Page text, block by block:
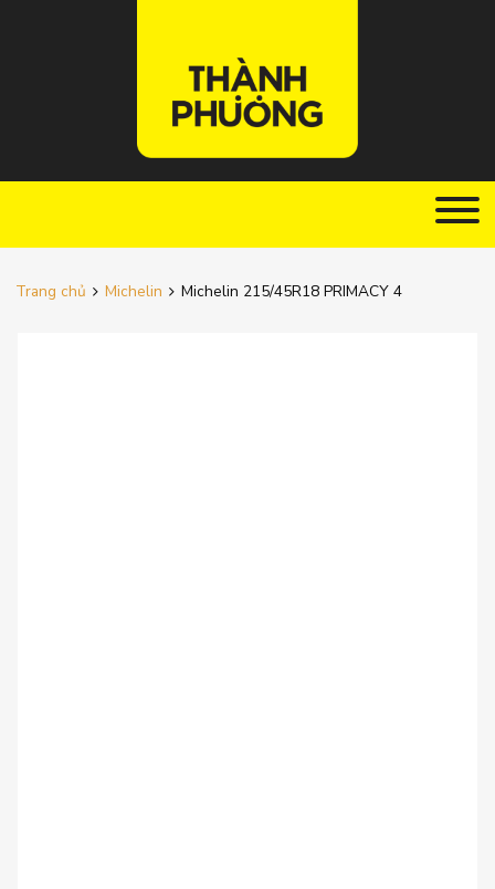
Trang chủ Michelin Michelin 215/45R18 PRIMACY 4